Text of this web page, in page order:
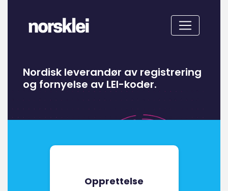
Nordisk leverandør av registrering
og fornyelse av LEI-koder.
Opprettelse